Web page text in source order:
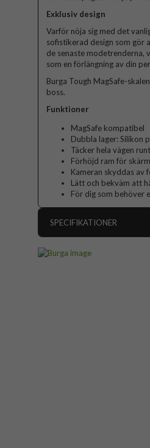
Exklusiv design
Varför nöja sig med det
sofistikerad design som gör
de senaste modetrenderna,
som en förlängning av din
Burga Tough MagSafe-
boss.
Funktioner
MagSafe kompatibel
Dubbla lager: Silikon
Täcker hela vägen
Förhöjd ram för
Kameran skyddas av
Lätt och bekväm att
För dig som behöver
SPECIFIKATIONER